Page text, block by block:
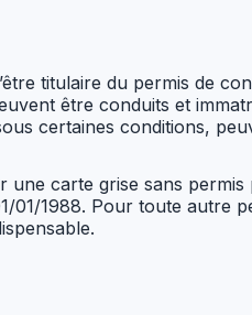
titulaire du permis de
être conduits et
certaines conditions,
une carte grise sans
01/1988. Pour toute autre